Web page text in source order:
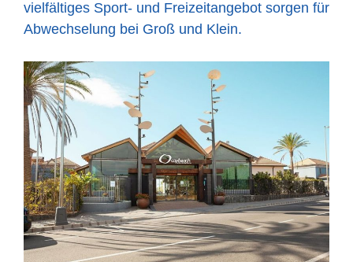
vielfältiges Sport- und Freizeitangebot sorgen für
Abwechselung bei Groß und Klein.